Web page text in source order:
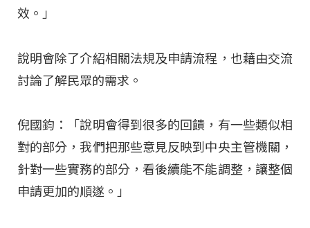
效。」
說明會除了介紹相關法規及申請流程，也藉由交流
討論了解民眾的需求。
倪國鈞：「說明會得到很多的回饋，有一些類似相
對的部分，我們把那些意見反映到中央主管機關，
針對一些實務的部分，看後續能不能調整，讓整個
申請更加的順遂。」